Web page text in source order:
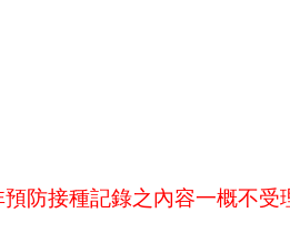
防接種記錄之內容一概不受